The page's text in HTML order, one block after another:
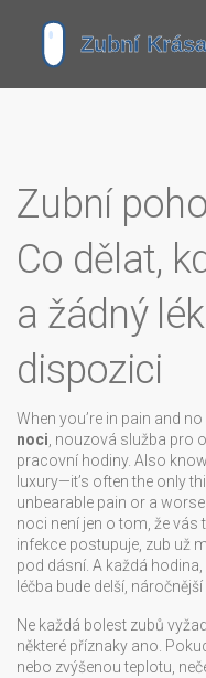
Zubní
Co dělat,
a žádný
dispozici
When you’re in pain and
noci nouzová služba pro
pracovní hodiny. Also
luxury—it’s often the only
unbearable pain or a
noci není jen o tom, že vás
infekce postupuje, zub už
pod dásní. A každá
léčba bude delší, náročnější
Ne každá bolest zubů
některé příznaky ano.
nebo zvýšenou teplotu,